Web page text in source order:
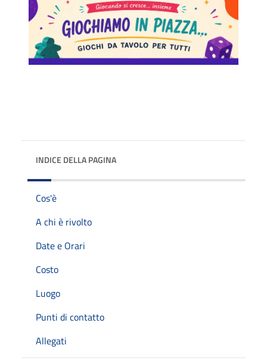
INDICE DELLA PAGINA
Cos'è
A chi è rivolto
Date e Orari
Costo
Luogo
Punti di contatto
Allegati